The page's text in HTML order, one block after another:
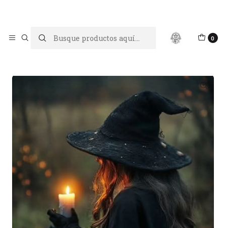
0
Inicio Limpiezas energéticas
Limpieza energética de magias y necromancias